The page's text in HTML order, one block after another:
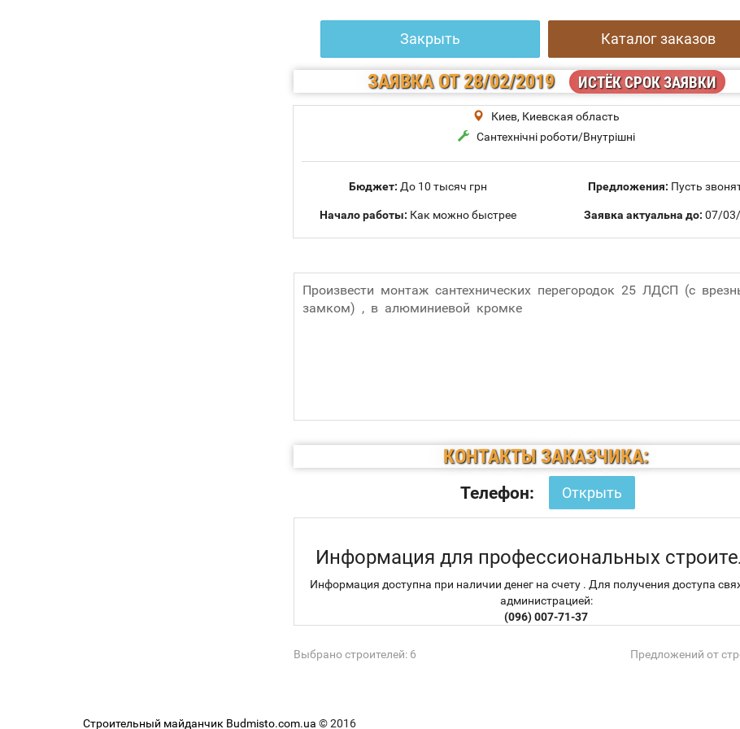
Закрыть Каталог заказов
ЗАЯВКАОТ 28/02/2019 ИСТЁК СРОК ЗАЯВКИ
Киев, Киевская область
Сантехнічні роботи/Внутрішні
Бюджет: До 10 тысяч грн Предложения: Пусть
Начало работы: Как можно быстрее Заявка актуальна до: 07/
Произвести монтаж сантехнических перегородок 25 ЛДСП (с
замком) , в алюминиевой кромке
КОНТАКТЫ ЗАКАЗЧИКА:
Телефон: Открыть
Информация для профессиональных
Информация доступна при наличии денег на счету . Для получения доступа
администрацией:
(096) 007-71-37
Выбрано строителей: 6 Предложений от
Строительный майданчик Budmisto.com.ua © 2016